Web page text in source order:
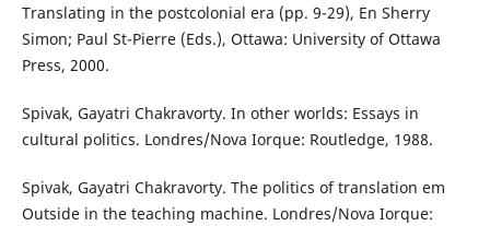
Translating in the postcolonial era (pp. 9-29), En Sherry
Simon; Paul St-Pierre (Eds.), Ottawa: University of Ottawa
Press, 2000.
Spivak, Gayatri Chakravorty. In other worlds: Essays in
cultural politics. Londres/Nova Iorque: Routledge, 1988.
Spivak, Gayatri Chakravorty. The politics of translation em
Outside in the teaching machine. Londres/Nova Iorque: